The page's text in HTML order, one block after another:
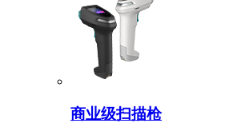
商业级扫描枪